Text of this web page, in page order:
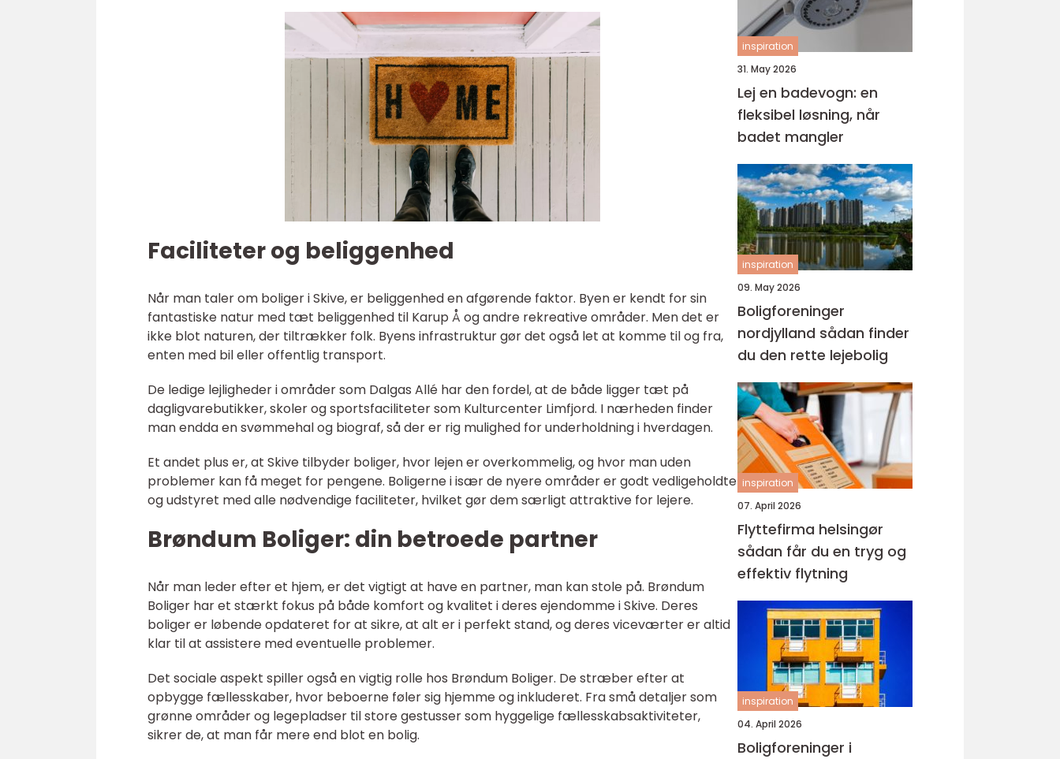
Faciliteter og beliggenhed
Når man taler om boliger i Skive, er beliggenhed en afgørende faktor. Byen er kendt for sin
fantastiske natur med tæt beliggenhed til Karup Å og andre rekreative områder. Men det er
ikke blot naturen, der tiltrækker folk. Byens infrastruktur gør det også let at komme til og fra,
enten med bil eller offentlig transport.
De ledige lejligheder i områder som Dalgas Allé har den fordel, at de både ligger tæt på
dagligvarebutikker, skoler og sportsfaciliteter som Kulturcenter Limfjord. I nærheden finder
man endda en svømmehal og biograf, så der er rig mulighed for underholdning i hverdagen.
Et andet plus er, at Skive tilbyder boliger, hvor lejen er overkommelig, og hvor man uden
problemer kan få meget for pengene. Boligerne i især de nyere områder er godt vedligeholdte
og udstyret med alle nødvendige faciliteter, hvilket gør dem særligt attraktive for lejere.
Brøndum Boliger: din betroede partner
Når man leder efter et hjem, er det vigtigt at have en partner, man kan stole på. Brøndum
Boliger har et stærkt fokus på både komfort og kvalitet i deres ejendomme i Skive. Deres
boliger er løbende opdateret for at sikre, at alt er i perfekt stand, og deres viceværter er altid
klar til at assistere med eventuelle problemer.
Det sociale aspekt spiller også en vigtig rolle hos Brøndum Boliger. De stræber efter at
opbygge fællesskaber, hvor beboerne føler sig hjemme og inkluderet. Fra små detaljer som
grønne områder og legepladser til store gestusser som hyggelige fællesskabsaktiviteter,
sikrer de, at man får mere end blot en bolig.
inspiration
31. May 2026
Lej en badevogn: en
fleksibel løsning, når
badet mangler
inspiration
09. May 2026
Boligforeninger
nordjylland sådan finder
du den rette lejebolig
inspiration
07. April 2026
Flyttefirma helsingør
sådan får du en tryg og
effektiv flytning
inspiration
04. April 2026
Boligforeninger i